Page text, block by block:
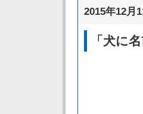
2015年12月
「犬に